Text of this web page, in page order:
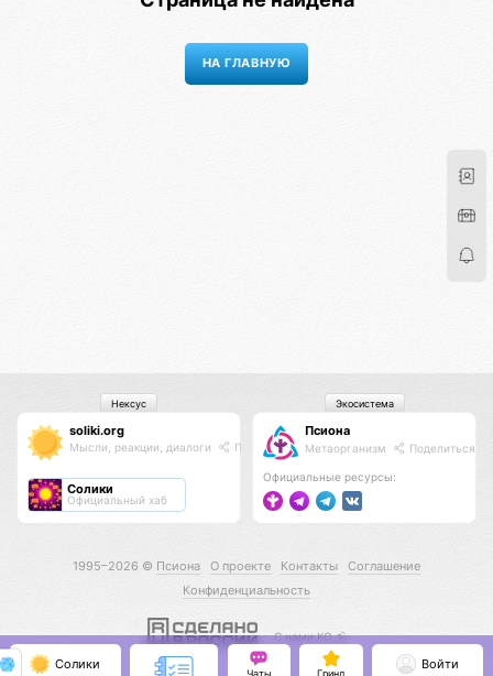
НА ГЛАВНУЮ
soliki.org
Мысли, реакции, диалоги Поделиться
Солики
Официальный хаб
Нексус
Псиона
Метаорганизм Поделиться
Официальные ресурсы:
Экосистема
1995–2026 © Псиона О проекте Контакты
Соглашение
Конфиденциальность
С нами КО 🕉️
Солики
Чаты Гринд
Войти